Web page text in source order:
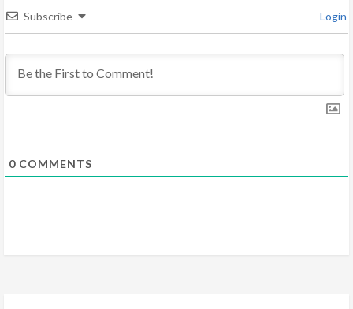
d
i
n
Subscribe Login
0 COMMENTS